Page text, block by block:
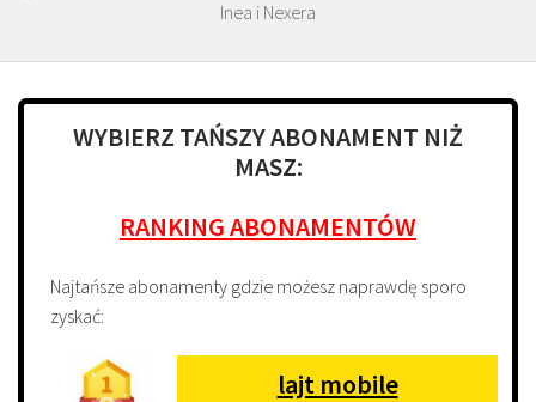
Inea i Nexera
WYBIERZ TAŃSZY ABONAMENT NIŻ
MASZ:
RANKING ABONAMENTÓW
Najtańsze abonamenty gdzie możesz naprawdę sporo
zyskać:
lajt mobile